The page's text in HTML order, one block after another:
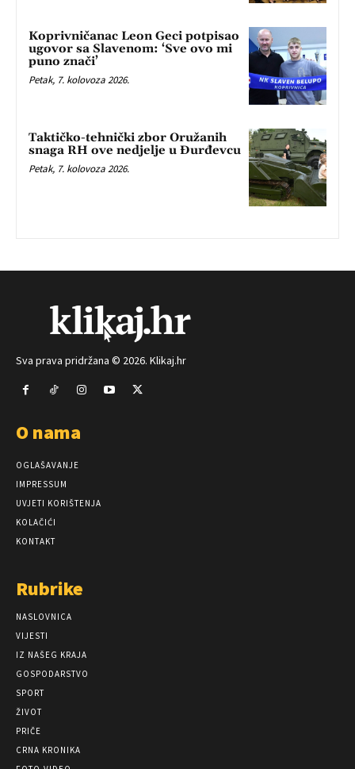
Koprivničanac Leon Geci potpisao
ugovor sa Slavenom: ‘Sve ovo mi
puno znači’
Petak, 7. kolovoza 2026.
Taktičko-tehnički zbor Oružanih
snaga RH ove nedjelje u Đurđevcu
Petak, 7. kolovoza 2026.
Sva prava pridržana © 2026. Klikaj.hr
O nama
OGLAŠAVANJE
IMPRESSUM
UVJETI KORIŠTENJA
KOLAČIĆI
KONTAKT
Rubrike
NASLOVNICA
VIJESTI
IZ NAŠEG KRAJA
GOSPODARSTVO
SPORT
ŽIVOT
PRIČE
CRNA KRONIKA